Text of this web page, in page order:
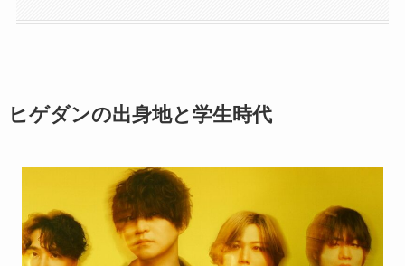
ヒゲダンの出身地と学生時代